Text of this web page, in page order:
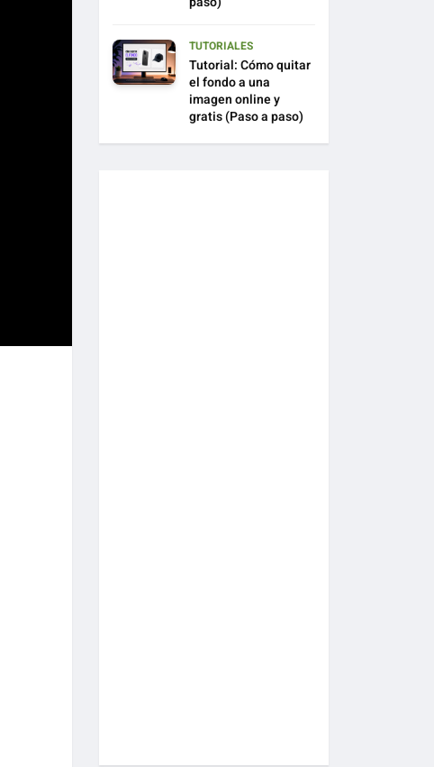
TUTORIALES
Tutorial: Cómo quitar
el fondo a una
imagen online y
gratis (Paso a paso)